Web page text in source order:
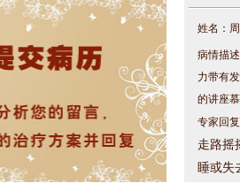
姓名：
病情描
力带有
的讲座
专家回
走路摇
睡或失
问题都